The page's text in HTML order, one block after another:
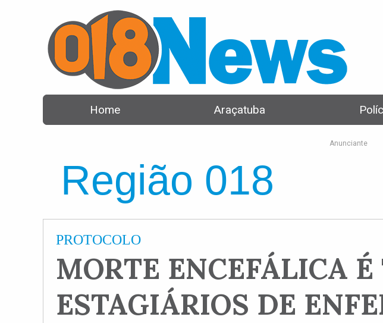
Home Araçatuba
Região 018
Anunciante
PROTOCOLO
MORTE ENCEFÁLICA
ESTAGIÁRIOS DE